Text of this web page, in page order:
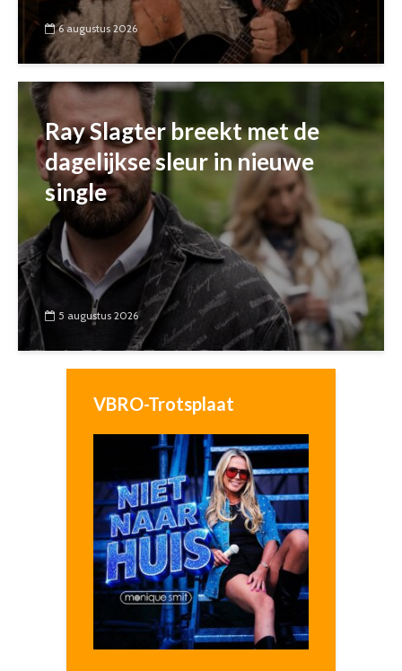
6 augustus 2026
Ray Slagter breekt met de
dagelijkse sleur in nieuwe
single
5 augustus 2026
VBRO-Trotsplaat